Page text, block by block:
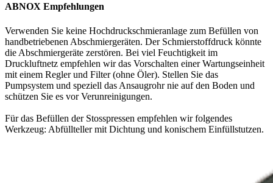
ABNOX Empfehlungen
Verwenden Sie keine Hochdruckschmieranlage zum Befüllen von
handbetriebenen Abschmiergeräten. Der Schmierstoffdruck könnte
die Abschmiergeräte zerstören. Bei viel Feuchtigkeit im
Druckluftnetz empfehlen wir das Vorschalten einer Wartungseinheit
mit einem Regler und Filter (ohne Öler). Stellen Sie das
Pumpsystem und speziell das Ansaugrohr nie auf den Boden und
schützen Sie es vor Verunreinigungen.
Für das Befüllen der Stosspressen empfehlen wir folgendes
Werkzeug: Abfüllteller mit Dichtung und konischem Einfüllstutzen.